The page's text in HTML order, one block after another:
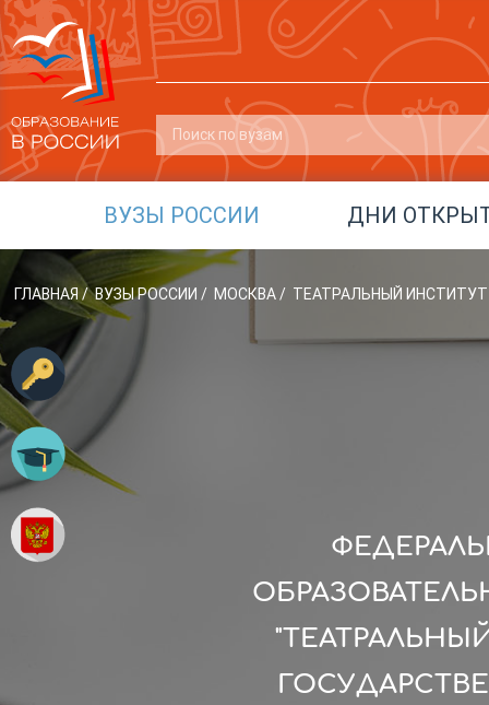
ВУЗЫ РОССИИ ДНИ
ГЛАВНАЯ / ВУЗЫ РОССИИ / МОСКВА/ ТЕАТРАЛЬНЫЙ